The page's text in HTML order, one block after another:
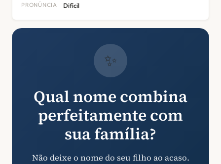
PRONÚNCIA Difícil
✨
Qual nome combina
perfeitamente com
sua família?
Não deixe o nome do seu filho ao acaso.